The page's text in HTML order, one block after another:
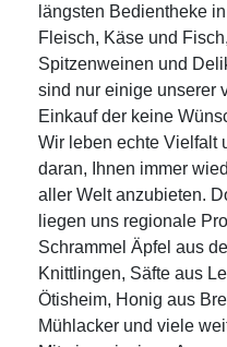
längsten Bedientheke
Fleisch, Käse und
Spitzenweinen und
sind nur einige unserer
Einkauf der keine
Wir leben echte Vielfalt
daran, Ihnen immer
aller Welt anzubieten.
liegen uns regionale
Schrammel Äpfel aus
Knittlingen, Säfte aus
Ötisheim, Honig aus
Mühlacker und viele